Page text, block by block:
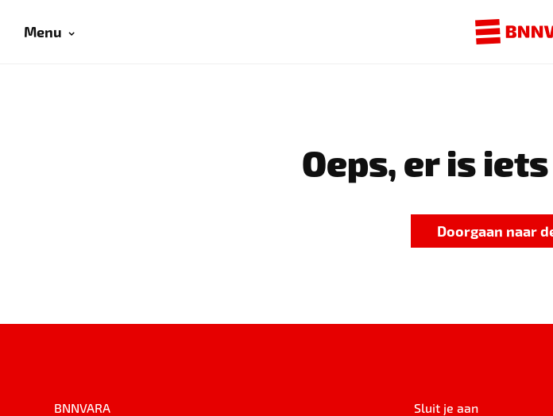
Menu
Oeps, er is
Doorgaan naar
BNNVARA Sluit je aan